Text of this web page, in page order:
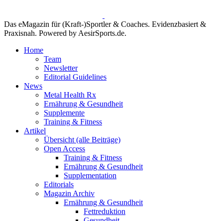
Das eMagazin für (Kraft-)Sportler & Coaches. Evidenzbasiert &
Praxisnah. Powered by AesirSports.de.
Home
Team
Newsletter
Editorial Guidelines
News
Metal Health Rx
Ernährung & Gesundheit
Supplemente
Training & Fitness
Artikel
Übersicht (alle Beiträge)
Open Access
Training & Fitness
Ernährung & Gesundheit
Supplementation
Editorials
Magazin Archiv
Ernährung & Gesundheit
Fettreduktion